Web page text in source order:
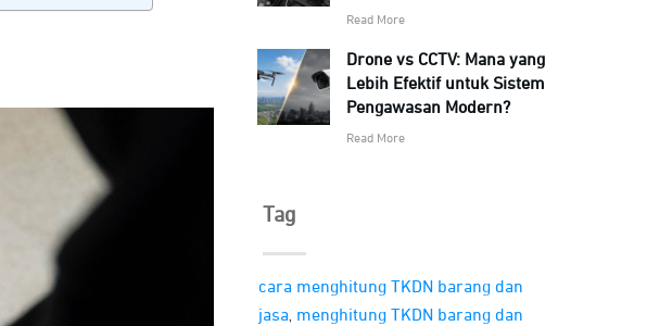
Read More
Drone vs CCTV: Mana yang
Lebih Efektif untuk Sistem
Pengawasan Modern?
Read More
Tag
cara menghitung TKDN barang dan
jasa, menghitung TKDN barang dan